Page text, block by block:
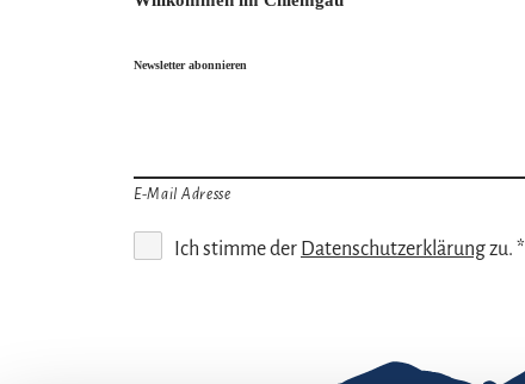
Newsletter abonnieren
E-Mail Adresse
Ich stimme der Datenschutzerklärungzu. *